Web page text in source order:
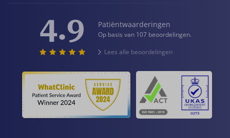
4.9 Patiëntwaarderingen
Op basis van 107 beoordelingen.
Lees alle beoordelingen